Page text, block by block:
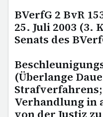
BVerfG 2 BvR
25. Juli 2003 (3.
Senats des
(Überlange
Verhandlung in